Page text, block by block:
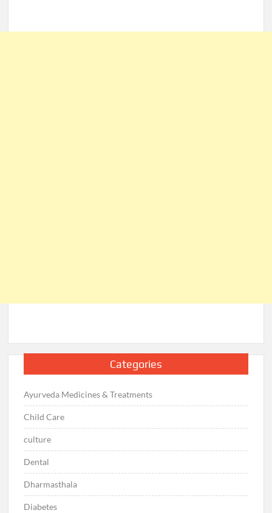
Categories
Ayurveda Medicines & Treatments
Child Care
culture
Dental
Dharmasthala
Diabetes